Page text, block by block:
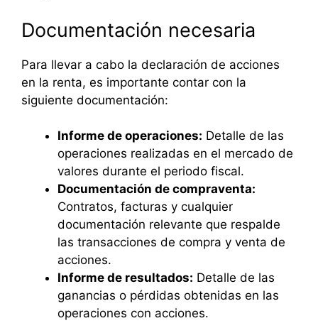
Documentación necesaria
Para llevar a cabo la declaración de acciones
en la renta, es importante contar con la
siguiente documentación:
Informe de operaciones: Detalle de las
operaciones realizadas en el mercado de
valores durante el periodo fiscal.
Documentación de compraventa:
Contratos, facturas y cualquier
documentación relevante que respalde
las transacciones de compra y venta de
acciones.
Informe de resultados: Detalle de las
ganancias o pérdidas obtenidas en las
operaciones con acciones.